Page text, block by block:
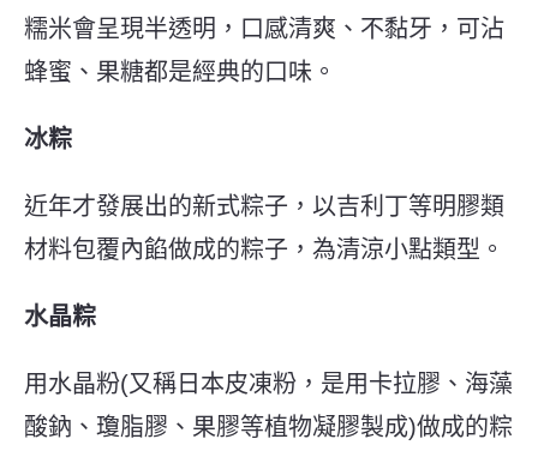
糯米會呈現半透明，口感清爽、不黏牙，可沾
蜂蜜、果糖都是經典的口味。
冰粽
近年才發展出的新式粽子，以吉利丁等明膠類
材料包覆內餡做成的粽子，為清涼小點類型。
水晶粽
用水晶粉(又稱日本皮凍粉，是用卡拉膠、海藻
酸鈉、瓊脂膠、果膠等植物凝膠製成)做成的粽